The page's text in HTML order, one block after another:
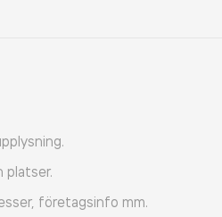
platser.
företagsinfo mm.